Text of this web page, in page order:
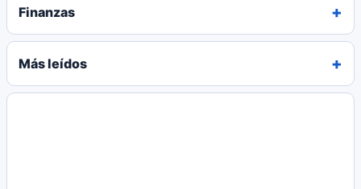
Finanzas
Más leídos